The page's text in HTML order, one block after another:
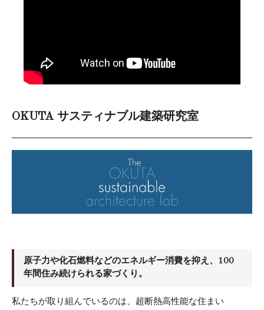
OKUTA サスティナブル建築研究室
原子力や化石燃料などのエネルギー消費を抑え、100
年間住み続けられる家づくり。
私たちが取り組んでいるのは、超断熱高性能な住まい